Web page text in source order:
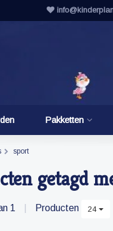
Pakketten
sport
getagd
1 Producten 24